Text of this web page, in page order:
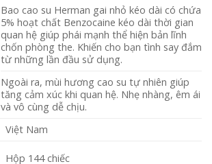
Bao cao su Herman gai nhỏ kéo dài có chứa
5% hoạt chất Benzocaine kéo dài thời gian
quan hệ giúp phái mạnh thể hiện bản lĩnh
chốn phòng the. Khiến cho bạn tình say đắm
từ những lần đầu sử dụng.
Ngoài ra, mùi hương cao su tự nhiên giúp
tăng cảm xúc khi quan hệ. Nhẹ nhàng, êm ái
và vô cùng dễ chịu.
Việt Nam
Hộp 144 chiếc